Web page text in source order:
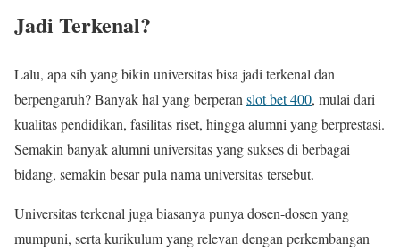
Jadi Terkenal?
Lalu, apa sih yang bikin universitas bisa jadi terkenal dan
berpengaruh? Banyak hal yang berperan slot bet 400, mulai dari
kualitas pendidikan, fasilitas riset, hingga alumni yang berprestasi.
Semakin banyak alumni universitas yang sukses di berbagai
bidang, semakin besar pula nama universitas tersebut.
Universitas terkenal juga biasanya punya dosen-dosen yang
mumpuni, serta kurikulum yang relevan dengan perkembangan